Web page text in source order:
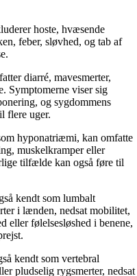
hoste, hvæsende
feber, sløvhed, og tab af
diarré, mavesmerter,
Symptomerne viser sig
og sygdommens
flere uger.
hyponatriæmi, kan omfatte
muskelkramper eller
tilfælde kan også føre til
kendt som lumbalt
i lænden, nedsat mobilitet,
eller følelsesløshed i benene,
kendt som vertebral
pludselig rygsmerter, nedsat